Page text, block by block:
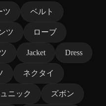
ツ ベルト
ツ ローブ
Jacket Dress
ネクタイ
ニック ズボン